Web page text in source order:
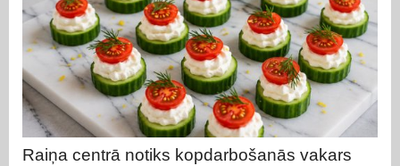
Raiņa centrā notiks kopdarbošanās vakars